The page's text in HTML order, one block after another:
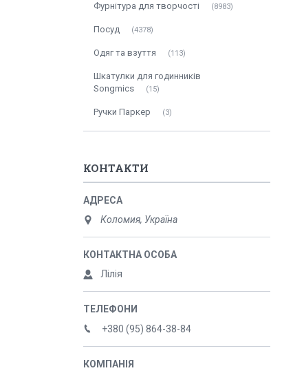
Фурнітура для творчості 8983
Посуд 4378
Одяг та взуття 113
Шкатулки для годинників
Songmics
15
Ручки Паркер 3
КОНТАКТИ
Коломия, Україна
Лілія
+380 (95) 864-38-84